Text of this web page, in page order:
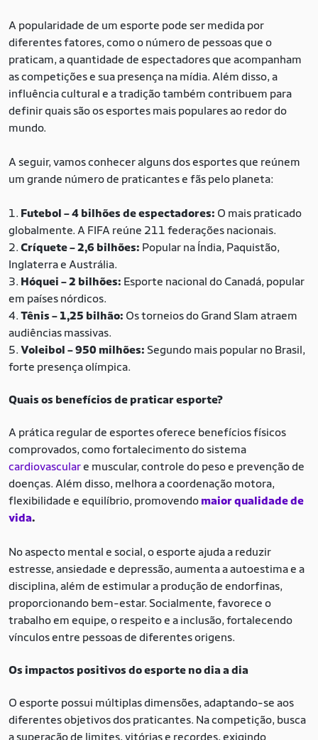
A popularidade de um esporte pode ser medida por
diferentes fatores, como o número de pessoas que o
praticam, a quantidade de espectadores que acompanham
as competições e sua presença na mídia. Além disso, a
influência cultural e a tradição também contribuem para
definir quais são os esportes mais populares ao redor do
mundo.
A seguir, vamos conhecer alguns dos esportes que reúnem
um grande número de praticantes e fãs pelo planeta:
Futebol – 4 bilhões de espectadores: O mais praticado
globalmente. A FIFA reúne 211 federações nacionais.
Críquete – 2,6 bilhões: Popular na Índia, Paquistão,
Inglaterra e Austrália.
Hóquei – 2 bilhões: Esporte nacional do Canadá, popular
em países nórdicos.
Tênis – 1,25 bilhão: Os torneios do Grand Slam atraem
audiências massivas.
Voleibol – 950 milhões: Segundo mais popular no Brasil,
forte presença olímpica.
Quais os benefícios de praticar esporte?
A prática regular de esportes oferece benefícios físicos
comprovados, como fortalecimento do sistema
cardiovasculare muscular, controle do peso e prevenção de
doenças. Além disso, melhora a coordenação motora,
flexibilidade e equilíbrio, promovendo maior qualidade de
vida.
No aspecto mental e social, o esporte ajuda a reduzir
estresse, ansiedade e depressão, aumenta a autoestima e a
disciplina, além de estimular a produção de endorfinas,
proporcionando bem-estar. Socialmente, favorece o
trabalho em equipe, o respeito e a inclusão, fortalecendo
vínculos entre pessoas de diferentes origens.
Os impactos positivos do esporte no dia a dia
O esporte possui múltiplas dimensões, adaptando-se aos
diferentes objetivos dos praticantes. Na competição, busca
a superação de limites, vitórias e recordes, exigindo